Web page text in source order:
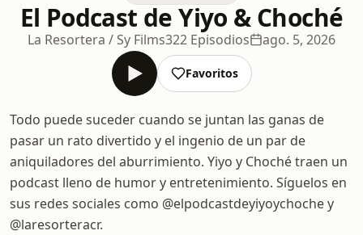
El Podcast de Yiyo & Choché
La Resortera / Sy Films322 Episodios ago. 5, 2026
Favoritos
Todo puede suceder cuando se juntan las ganas de
pasar un rato divertido y el ingenio de un par de
aniquiladores del aburrimiento. Yiyo y Choché traen un
podcast lleno de humor y entretenimiento. Síguelos en
sus redes sociales como @elpodcastdeyiyoychoche y
@laresorteracr.